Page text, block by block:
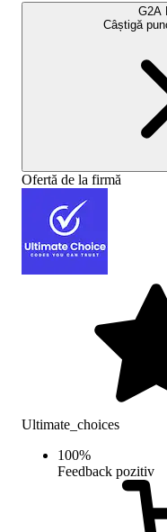
G2A
Câștigă
Ofertă de la firmă
Ultimate_choices
100%
Feedback pozitiv